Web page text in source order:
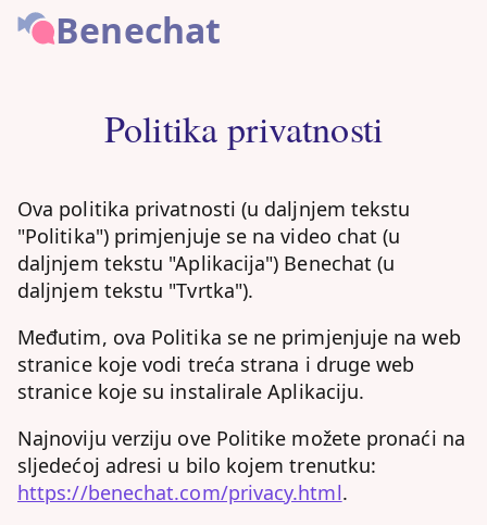
Benechat
Politika privatnosti
Ova politika privatnosti (u daljnjem tekstu
"Politika") primjenjuje se na video chat (u
daljnjem tekstu "Aplikacija") Benechat (u
daljnjem tekstu "Tvrtka").
Međutim, ova Politika se ne primjenjuje na web
stranice koje vodi treća strana i druge web
stranice koje su instalirale Aplikaciju.
Najnoviju verziju ove Politike možete pronaći na
sljedećoj adresi u bilo kojem trenutku:
https://benechat.com/privacy.html.